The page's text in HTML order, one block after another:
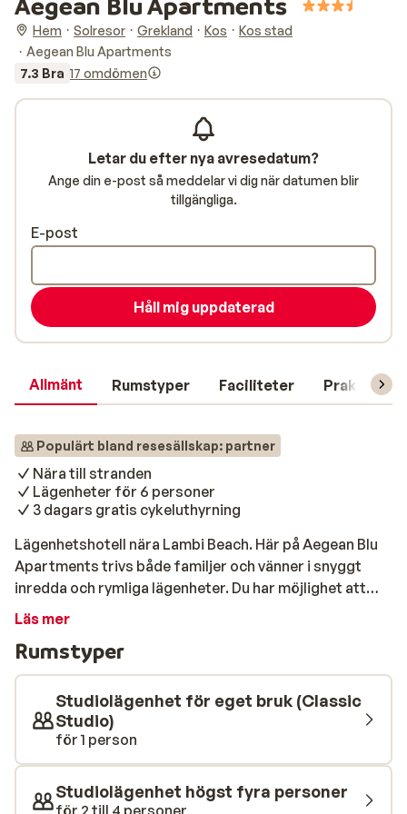
Hem Solresor Grekland Kos
Kos stad
Aegean Blu Apartments
7.3 Bra 17 omdömen
Allmänt Rumstyper Faciliteter Praktisk
Populärt bland resesällskap: partner
Nära till stranden
Lägenheter för 6 personer
3 dagars gratis cykeluthyrning
Lägenhetshotell nära Lambi Beach. Här på Aegean Blu
Apartments trivs både familjer och vänner i snyggt
inredda och rymliga lägenheter. Du har möjlighet att
styra semestern som du själv önskar med självhushåll
promenera den korta biten ner till stranden.
Restauranger och mataffär finns i närheten av hotellet
och till Kos stad är det en kilometer om du vill utforska
nöjeslivet och shoppingen. Trivsamt poolområde med
solstolar och parasoller där du kopplar av på bästa
sätt. Simturer i poolen varvas med lugna stunder på
solstolen. Reser du med familjen är du nog mest i
poolen, för de minsta finns en separat barnpool där de
Läs mer
Rumstyper
Studiolägenhet för eget bruk (Classic
Studio)
för 1 person
Studiolägenhet högst fyra personer
för 2 till 4 personer
Letar du efter nya avresedatum?
Ange din e-post så meddelar vi dig när datumen blir
tillgängliga.
E-post
Håll mig uppdaterad